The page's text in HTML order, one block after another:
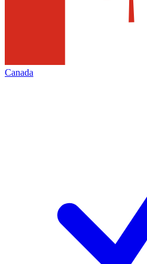
Canada